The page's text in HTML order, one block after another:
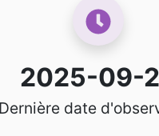
2025-09-
Dernière date